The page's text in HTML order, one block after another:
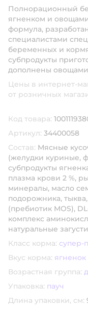
Полнорационный
ягненком и
формула,
специалистами
беременных и
субпродукты
дополнены овощами
Цены в интернет-
от розничных
Код товара:
Артикул: 34400058
Состав: Мясные
(желудки куриные,
субпродукты
плазма крови 2 %,
минералы, масло
подорожника,
(пребиотик MOS),
комплекс
натуральные
Класс корма: супер-
Вкус корма: ягненок
Возрастная группа:
Упаковка: пауч
Длина упаковки, см: